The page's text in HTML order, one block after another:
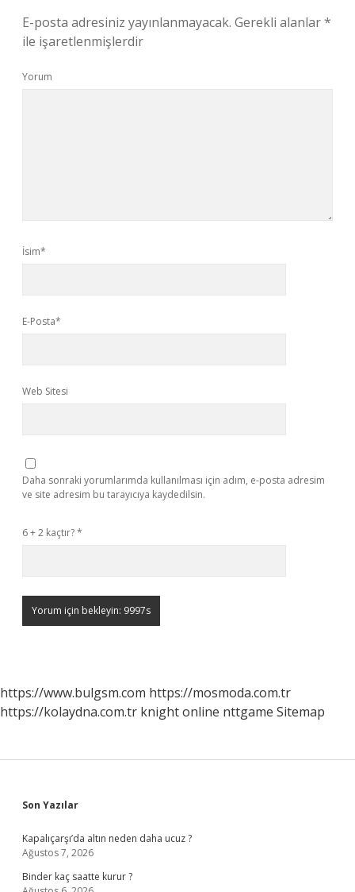
E-posta adresiniz yayınlanmayacak. Gerekli alanlar*
ile işaretlenmişlerdir
Yorum
İsim*
E-Posta*
Web Sitesi
Daha sonraki yorumlarımda kullanılması için adım, e-posta adresim
ve site adresim bu tarayıcıya kaydedilsin.
6 + 2 kaçtır?*
https://www.bulgsm.com https://mosmoda.com.tr
https://kolaydna.com.tr knight online nttgame Sitemap
Sidebar
Son Yazılar
Kapalıçarşı’da altın neden daha ucuz ?
Ağustos 7, 2026
Binder kaç saatte kurur ?